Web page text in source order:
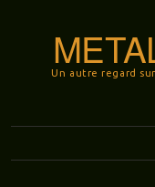
Un autre regard sur